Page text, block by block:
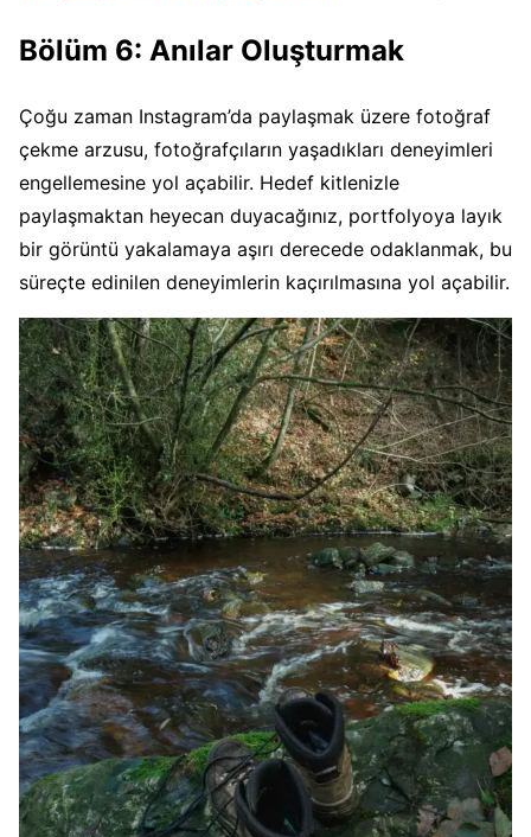
Bölüm 6: Anılar Oluşturmak
Çoğu zaman Instagram’da paylaşmak üzere fotoğraf
çekme arzusu, fotoğrafçıların yaşadıkları deneyimleri
engellemesine yol açabilir. Hedef kitlenizle
paylaşmaktan heyecan duyacağınız, portfolyoya layık
bir görüntü yakalamaya aşırı derecede odaklanmak, bu
süreçte edinilen deneyimlerin kaçırılmasına yol açabilir.